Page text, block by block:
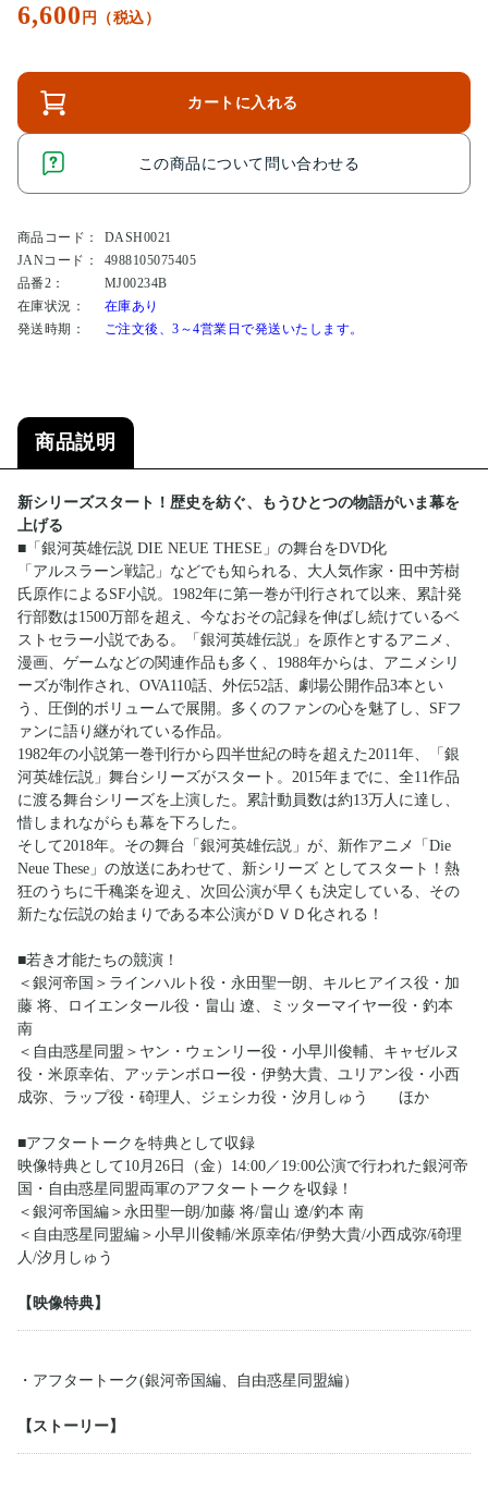
6,600 円（税込）
カートに入れる
この商品について問い合わせる
商品コード：
DASH0021
JANコード：
4988105075405
品番2：
MJ00234B
在庫状況：
在庫あり
発送時期：
ご注文後、3～4営業日で発送いたします。
商品説明
新シリーズスタート！歴史を紡ぐ、もうひとつの物語がいま幕を
上げる
■「銀河英雄伝説 DIE NEUE THESE」の舞台をDVD化
「アルスラーン戦記」などでも知られる、大人気作家・田中芳樹
氏原作によるSF小説。1982年に第一巻が刊行されて以来、累計発
行部数は1500万部を超え、今なおその記録を伸ばし続けているベ
ストセラー小説である。「銀河英雄伝説」を原作とするアニメ、
漫画、ゲームなどの関連作品も多く、1988年からは、アニメシリ
ーズが制作され、OVA110話、外伝52話、劇場公開作品3本とい
う、圧倒的ボリュームで展開。多くのファンの心を魅了し、SFフ
ァンに語り継がれている作品。
1982年の小説第一巻刊行から四半世紀の時を超えた2011年、「銀
河英雄伝説」舞台シリーズがスタート。2015年までに、全11作品
に渡る舞台シリーズを上演した。累計動員数は約13万人に達し、
惜しまれながらも幕を下ろした。
そして2018年。その舞台「銀河英雄伝説」が、新作アニメ「Die
Neue These」の放送にあわせて、新シリーズ としてスタート！熱
狂のうちに千穐楽を迎え、次回公演が早くも決定している、その
新たな伝説の始まりである本公演がＤＶＤ化される！
■若き才能たちの競演！
＜銀河帝国＞ラインハルト役・永田聖一朗、キルヒアイス役・加
藤 将、ロイエンタール役・畠山 遼、ミッターマイヤー役・釣本
南
＜自由惑星同盟＞ヤン・ウェンリー役・小早川俊輔、キャゼルヌ
役・米原幸佑、アッテンボロー役・伊勢大貴、ユリアン役・小西
成弥、ラップ役・碕理人、ジェシカ役・汐月しゅう ほか
■アフタートークを特典として収録
映像特典として10月26日（金）14:00／19:00公演で行われた銀河帝
国・自由惑星同盟両軍のアフタートークを収録！
＜銀河帝国編＞永田聖一朗/加藤 将/畠山 遼/釣本 南
＜自由惑星同盟編＞小早川俊輔/米原幸佑/伊勢大貴/小西成弥/碕理
人/汐月しゅう
【映像特典】
・アフタートーク(銀河帝国編、自由惑星同盟編）
【ストーリー】